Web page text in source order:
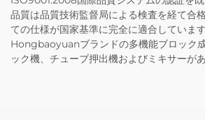
品質は品質技術監督局による検査を経て合
ての仕様が国家基準に完全に適合していま
Hongbaoyuanブランドの多機能ブロック
ック機、チューブ押出機およびミキサーがあ